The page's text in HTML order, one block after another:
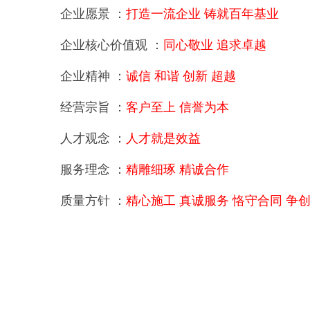
企业愿景 ： 打造一流企业 铸就百年基业
企业核心价值观 ： 同心敬业 追求卓越
企业精神 ： 诚信 和谐 创新 超越
经营宗旨 ： 客户至上 信誉为本
人才观念 ： 人才就是效益
服务理念 ： 精雕细琢 精诚合作
质量方针 ： 精心施工 真诚服务 恪守合同 争